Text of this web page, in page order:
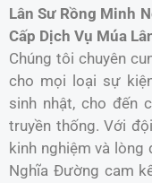
Lân Sư Rồng Minh
Cấp Dịch Vụ Múa
Chúng tôi chuyên
cho mọi loại sự
sinh nhật, cho đến
truyền thống. Với
kinh nghiệm và lòng
Nghĩa Đường cam